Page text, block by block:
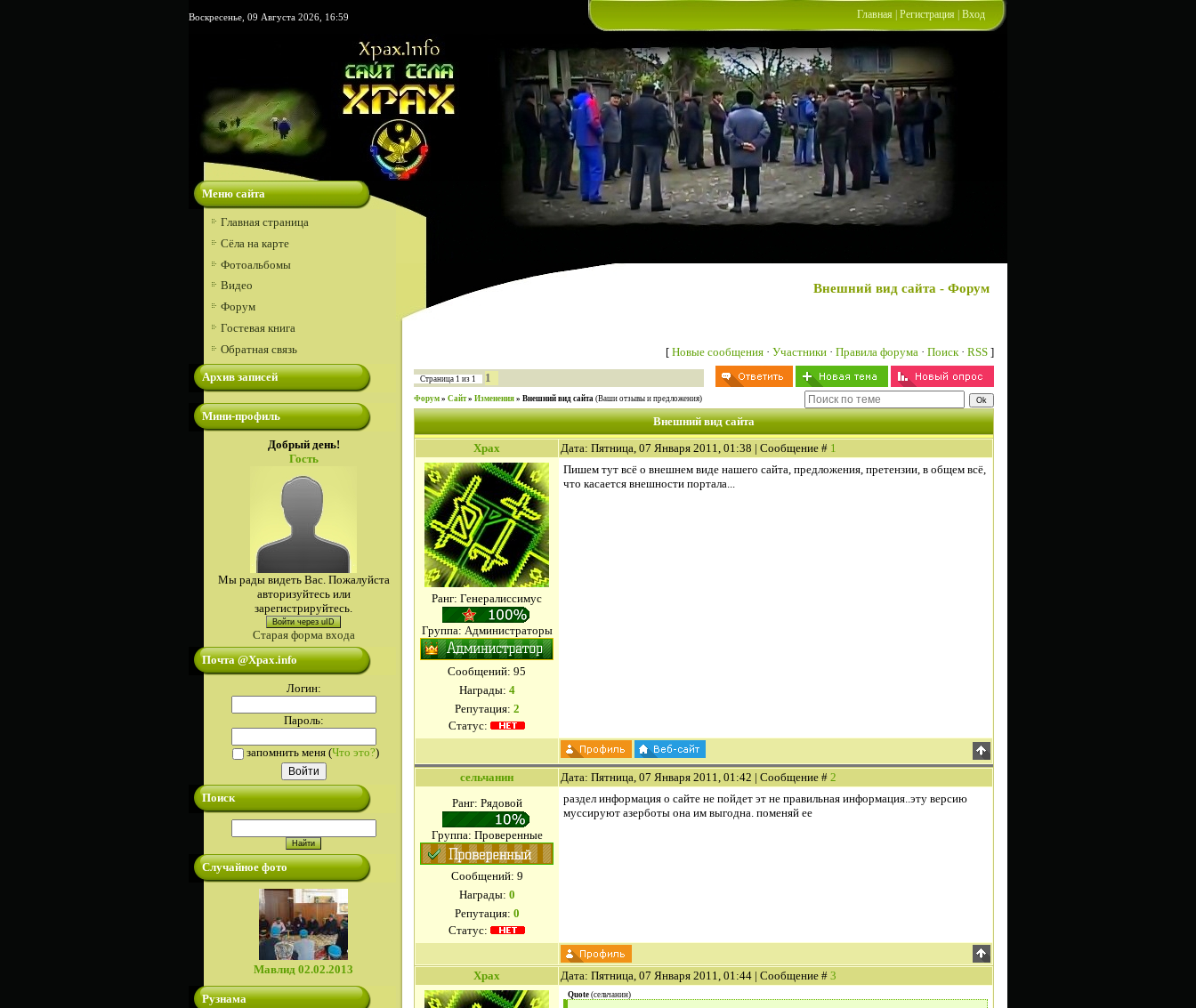
Воскресенье, 09 Августа 2026, 16:59 Главная Регистрация Вход
Меню сайта
Главная страница
Сёла на карте
Фотоальбомы
Видео
Форум
Гостевая книга
Обратная связь
Архив записей
Мини-профиль
Добрый день!
Гость
Мы рады видеть Вас. Пожалуйста
авторизуйтесь или
зарегистрируйтесь.
Войти через uID
Старая форма входа
Почта @Xpax.info
Логин:
Пароль:
запомнить меня(Что это?)
Поиск
Случайное фото
Мавлид 02.02.2013
Рузнама
Внешний вид сайта - Форум
[ Новые сообщения · Участники · Правила форума · Поиск· RSS ]
Страница 1 из 1 1
Форум » Сайт » Изменения » Внешний вид сайта (Ваши отзывы и предложения)
Внешний вид сайта
Xpax
Дата: Пятница, 07 Января 2011, 01:38 | Сообщение # 1
Ранг: Генералиссимус
Группа: Администраторы
Сообщений: 95
Награды: 4
Репутация: 2
Статус:
Пишем тут всё о внешнем виде нашего сайта, предложения, претензии, в общем всё,
что касается внешности портала...
сельчанин Дата: Пятница, 07 Января 2011, 01:42 | Сообщение # 2
Ранг: Рядовой
Группа: Проверенные
Сообщений: 9
Награды: 0
Репутация: 0
Статус:
раздел информация о сайте не пойдет эт не правильная информация..эту версию
муссируют азерботы она им выгодна. поменяй ее
Xpax Дата: Пятница, 07 Января 2011, 01:44 | Сообщение # 3
Quote (сельчанин)